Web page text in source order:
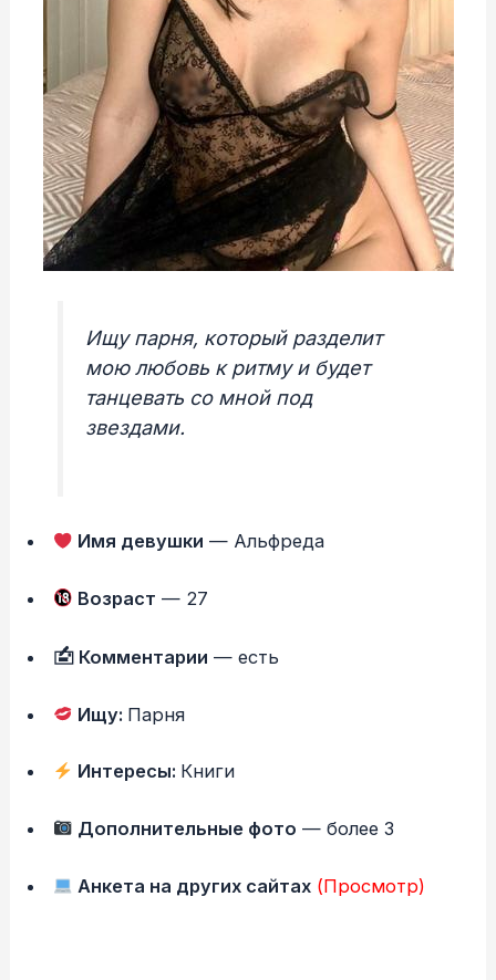
Ищу парня, который разделит
мою любовь к ритму и будет
танцевать со мной под
звездами.
Имя девушки — Альфреда
Возраст — 27
🖆 Комментарии — есть
Ищу: Парня
Интересы: Книги
Дополнительные фото — более 3
Анкета на других сайтах (Просмотр)